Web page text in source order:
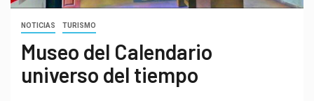
NOTICIAS TURISMO
Museo del Calendario
universo del tiempo